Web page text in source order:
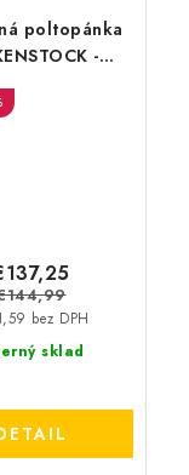
poltopánka
-
QO 700
- 24063
sklad
bez DPH